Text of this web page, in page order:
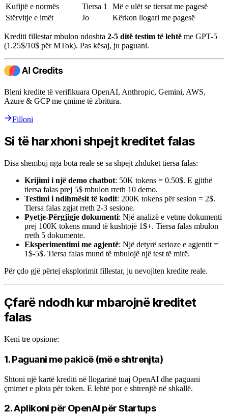
Kufijtë e normës
Tiersa 1
Më e ulët se tiersat me pagesë
Stërvitje e imët
Jo Kërkon llogari me pagesë
Krediti fillestar mbulon ndoshta 2-5 ditë testim të lehtë me GPT-5
(1.25$/10$ për MTok). Pas kësaj, ju paguani.
Bleni kredite të verifikuara OpenAI, Anthropic, Gemini, AWS,
Azure & GCP me çmime të zbritura.
Filloni
Si të harxhoni shpejt kreditet falas
Disa shembuj nga bota reale se sa shpejt zhduket tiersa falas:
Krijimi i një demo chatbot: 50K tokens = 0.50$. E gjithë
tiersa falas prej 5$ mbulon rreth 10 demo.
Testimi i ndihmësit të kodit: 200K tokens për sesion = 2$.
Tiersa falas zgjat rreth 2-3 sesione.
Pyetje-Përgjigje dokumenti: Një analizë e vetme dokumenti
prej 100K tokens mund të kushtojë 1$+. Tiersa falas mbulon
rreth 5 dokumente.
Eksperimentimi me agjentë: Një detyrë serioze e agjentit =
1$-5$. Tiersa falas mund të mbulojë një test të mirë.
Për çdo gjë përtej eksplorimit fillestar, ju nevojiten kredite reale.
Çfarë ndodh kur mbarojnë kreditet
falas
Keni tre opsione:
1. Paguani me pakicë (më e shtrenjta)
Shtoni një kartë krediti në llogarinë tuaj OpenAI dhe paguani
çmimet e plota për token. E lehtë por e shtrenjtë në shkallë.
2. Aplikoni për OpenAI për Startups